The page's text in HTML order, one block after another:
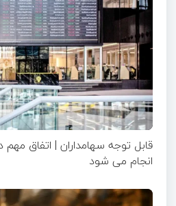
قابل توجه سهامداران | اتفاق
انجام می شود